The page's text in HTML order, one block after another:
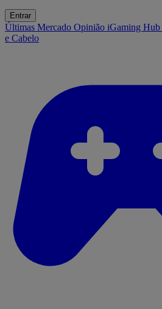
Entrar
Últimas Mercado Opinião iGaming Hub
e Cabelo